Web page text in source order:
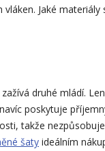
vláken. Jaké materiály
druhé mládí.
poskytuje
takže
šaty ideálním